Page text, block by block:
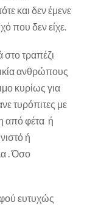
και δεν έμενε
που δεν είχε.
στο τραπέζι
ανθρώπους
κυρίως για
τυρόπιτες με
από φέτα ή
ή
. Όσο
ευτυχώς